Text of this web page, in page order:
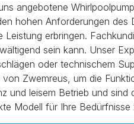
angebotene
hohen Anforderungen
erbringen.
sein kann. Unser
oder technischem
Zwemreus, um die
und leisem Betrieb und
Modell für Ihre Bedürfnisse